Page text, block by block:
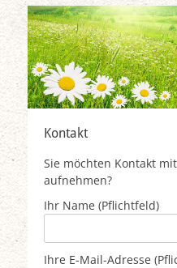
Kontakt
Sie möchten Kontakt
aufnehmen?
Bitte lasse dieses Feld
Ihr Name (Pflichtfeld)
Ihre E-Mail-Adresse